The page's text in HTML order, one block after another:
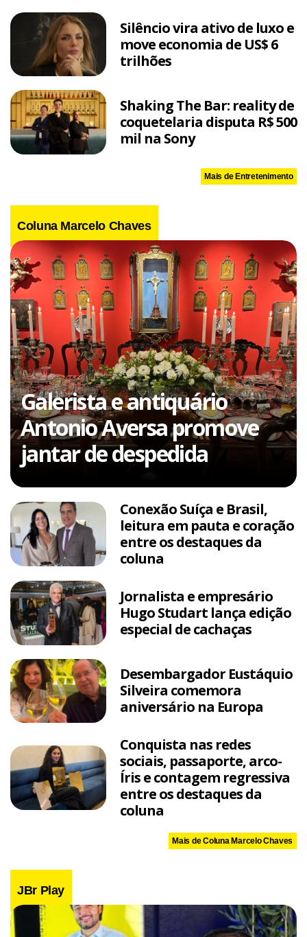
Silêncio vira ativo de luxo e
move economia de US$ 6
trilhões
Shaking The Bar: reality de
coquetelaria disputa R$ 500
mil na Sony
Mais de Entretenimento
Coluna Marcelo Chaves
Galerista e antiquário
Antonio Aversa promove
jantar de despedida
Conexão Suíça e Brasil,
leitura em pauta e coração
entre os destaques da
coluna
Jornalista e empresário
Hugo Studart lança edição
especial de cachaças
Desembargador Eustáquio
Silveira comemora
aniversário na Europa
Conquista nas redes
sociais, passaporte, arco-
Íris e contagem regressiva
entre os destaques da
coluna
Mais de Coluna Marcelo Chaves
JBr Play